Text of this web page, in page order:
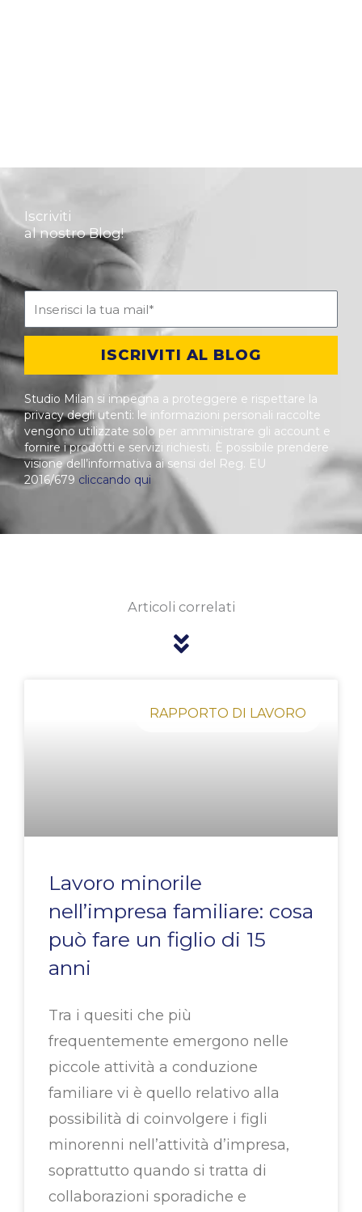
Iscriviti
al nostro Blog!
ISCRIVITI AL BLOG
Studio Milan si impegna a proteggere e rispettare la
privacy degli utenti: le informazioni personali raccolte
vengono utilizzate solo per amministrare gli account e
fornire i prodotti e servizi richiesti. È possibile prendere
visione dell’informativa ai sensi del Reg. EU
2016/679 cliccando qui
Articoli correlati
RAPPORTO DI LAVORO
Lavoro minorile
nell’impresa familiare: cosa
può fare un figlio di 15
anni
Tra i quesiti che più
frequentemente emergono nelle
piccole attività a conduzione
familiare vi è quello relativo alla
possibilità di coinvolgere i figli
minorenni nell’attività d’impresa,
soprattutto quando si tratta di
collaborazioni sporadiche e